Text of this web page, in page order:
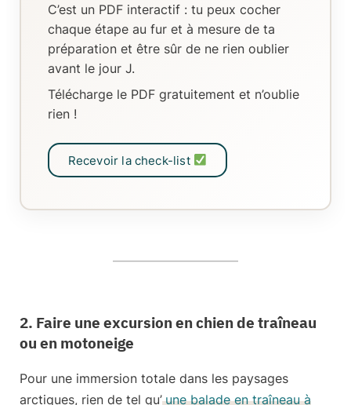
C’est un PDF interactif: tu peux cocher
chaque étape au fur et à mesure de ta
préparationet être sûr de ne rien oublier
avant le jour J.
Télécharge le PDF gratuitement et n’oublie
rien !
Recevoir la check-list
2. Faire une excursion en chien de traîneau
ou en motoneige
Pour une immersion totale dans les paysages
arctiques, rien de tel qu’ une balade en traîneau à